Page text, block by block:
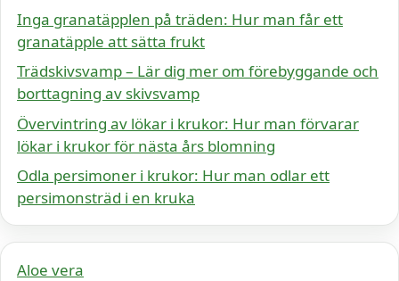
Inga granatäpplen på träden: Hur man får ett
granatäpple att sätta frukt
Trädskivsvamp – Lär dig mer om förebyggande och
borttagning av skivsvamp
Övervintring av lökar i krukor: Hur man förvarar
lökar i krukor för nästa års blomning
Odla persimoner i krukor: Hur man odlar ett
persimonsträd i en kruka
Aloe vera